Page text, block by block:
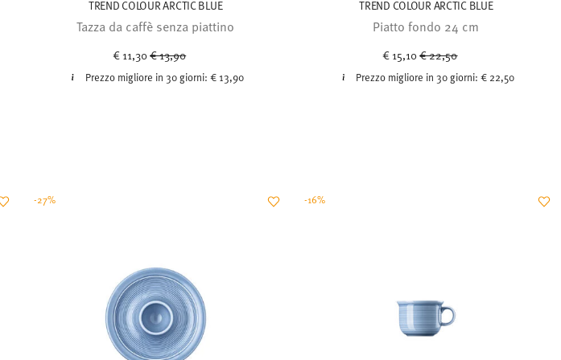
TREND COLOUR ARCTIC BLUE
Tazza da caffè senza piattino
€ 11,30Price reduced from
€ 13,90
Prezzo migliore in 30 giorni: € 13,90
TREND COLOUR ARCTIC BLUE
Piatto fondo 24 cm
€ 15,10Price reduced from
€ 22,50
Prezzo migliore in 30 giorni:€ 22,50
-27% -16%